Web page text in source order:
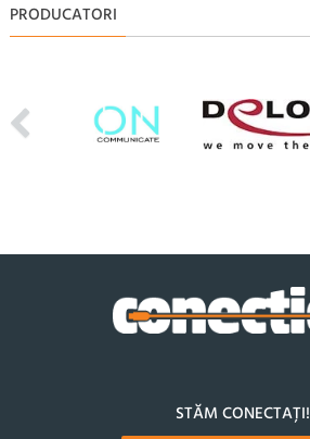
PRODUCATORI
STĂM CONECTAȚI!